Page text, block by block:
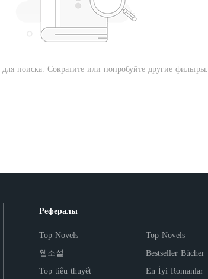
для поиска. Сократите или попробуйте другие фильтры.
Рефералы
Top Novels
Top Novels
웹소설
Bestseller Bücher
Top tiểu thuyết
En İyi Romanlar